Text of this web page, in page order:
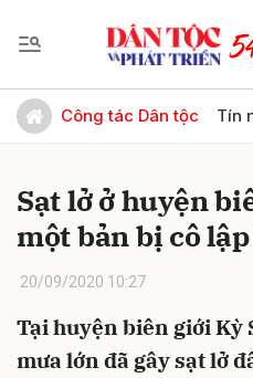
Công tác Dân tộc Tín
Sạt lở ở huyện
một bản bị cô
20/09/2020 10:27
Tại huyện biên giới Kỳ
mưa lớn đã gây sạt lở
Gửi bình luận